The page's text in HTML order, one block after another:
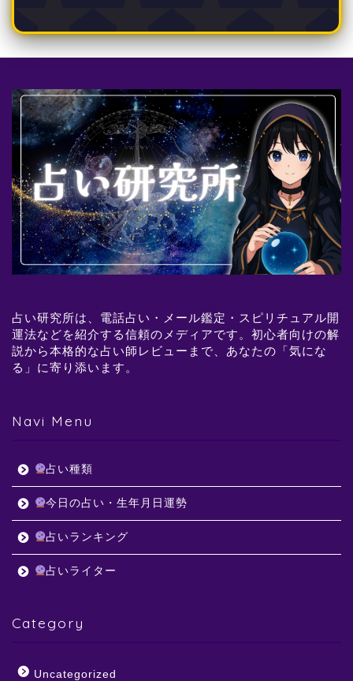
占い研究所は、電話占い・メール鑑定・スピリチュアル開
運法などを紹介する信頼のメディアです。初心者向けの解
説から本格的な占い師レビューまで、あなたの「気にな
る」に寄り添います。
Navi Menu
占い種類
今日の占い・生年月日運勢
占いランキング
占いライター
Category
Uncategorized